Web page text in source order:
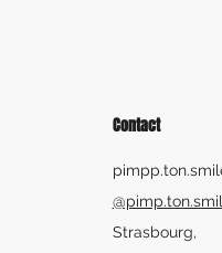
Contact
Strasbourg,